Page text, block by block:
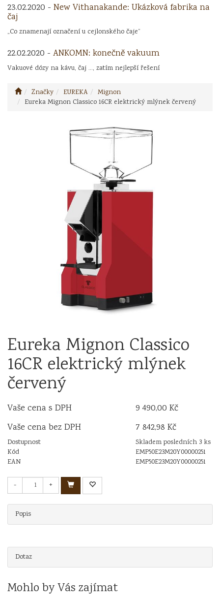
23.02.2020 - New Vithanakande: Ukázková fabrika na
čaj
„Co znamenají označení u cejlonského čaje“
22.02.2020 - ANKOMN: konečně vakuum
Vakuové dózy na kávu, čaj ..., zatím nejlepší řešení
Značky EUREKA
Mignon
Eureka Mignon Classico 16CR elektrický mlýnek červený
Eureka Mignon Classico
16CR elektrický mlýnek
červený
Vaše cena s DPH
9 490,00 Kč
Vaše cena bez DPH
7 842,98 Kč
Dostupnost
Skladem posledních 3 ks
Kód
EMP50E23M20Y00000251
EAN
EMP50E23M20Y00000251
- +
Popis
Dotaz
Mohlo by Vás zajímat